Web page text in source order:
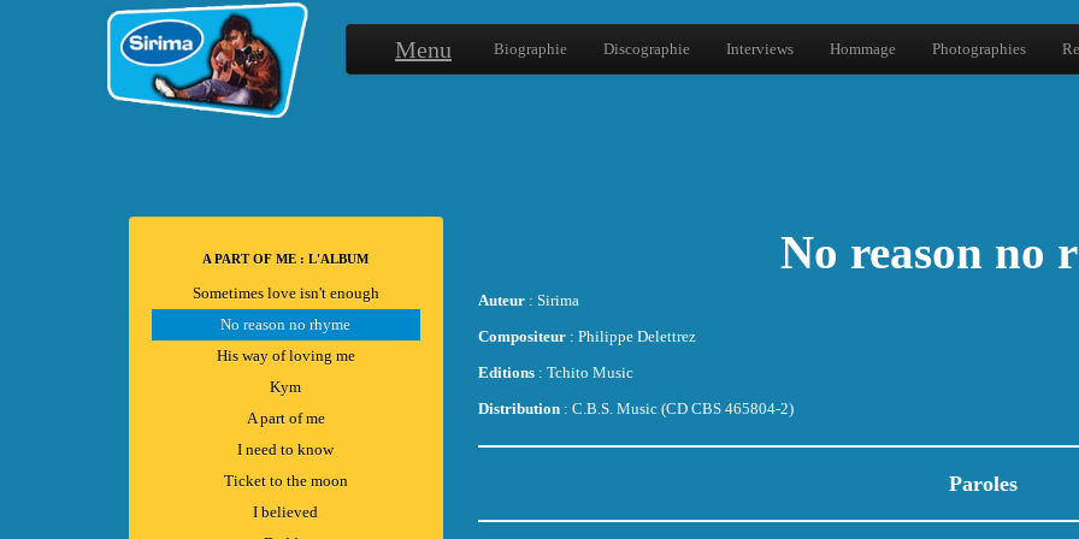
Menu Biographie Discographie Interviews Hommage Photographies
A PART OF ME : L'ALBUM
Sometimes love isn't enough
No reason no rhyme
His way of loving me
Kym
A part of me
I need to know
Ticket to the moon
I believed
No reason no
Auteur: Sirima
Compositeur: Philippe Delettrez
Editions: Tchito Music
Distribution: C.B.S. Music (CD CBS 465804-2)
Paroles